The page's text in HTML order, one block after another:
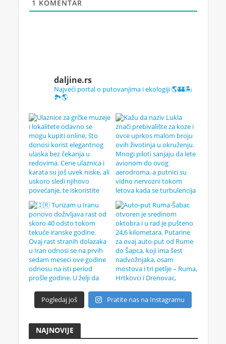
1 KOMENTAR
daljine.rs
Najveći portal o putovanjima i ekologiji 🌎🏰🏝️
🏞️🌎
Pogledaj još Pratite nas na Instagramu
NAJNOVIJE